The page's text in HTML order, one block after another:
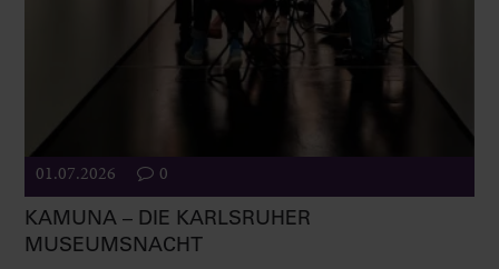
01.07.2026 0
KAMUNA – DIE KARLSRUHER
MUSEUMSNACHT